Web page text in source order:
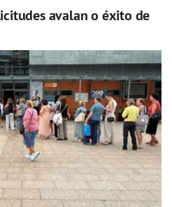
avalan o éxito de